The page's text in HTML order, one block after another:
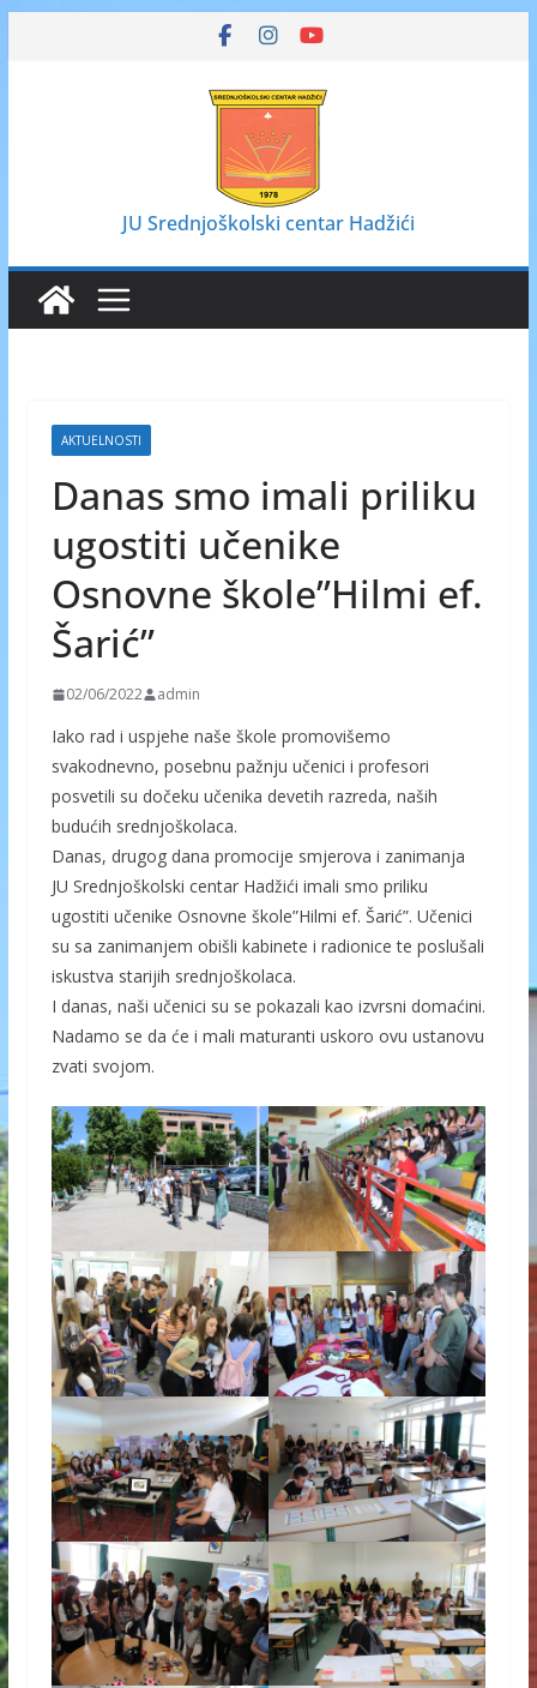
JU Srednjoškolski centar Hadžići
AKTUELNOSTI
Danas smo imali priliku
ugostiti učenike
Osnovne škole”Hilmi ef.
Šarić”
02/06/2022 admin
Iako rad i uspjehe naše škole promovišemo
svakodnevno, posebnu pažnju učenici i profesori
posvetili su dočeku učenika devetih razreda, naših
budućih srednjoškolaca.
Danas, drugog dana promocije smjerova i zanimanja
JU Srednjoškolski centar Hadžići imali smo priliku
ugostiti učenike Osnovne škole”Hilmi ef. Šarić”. Učenici
su sa zanimanjem obišli kabinete i radionice te poslušali
iskustva starijih srednjoškolaca.
I danas, naši učenici su se pokazali kao izvrsni domaćini.
Nadamo se da će i mali maturanti uskoro ovu ustanovu
zvati svojom.